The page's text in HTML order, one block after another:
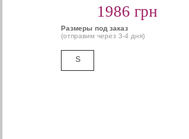
1986 грн
Размеры под заказ
(отправим через 3-4 дня)
S